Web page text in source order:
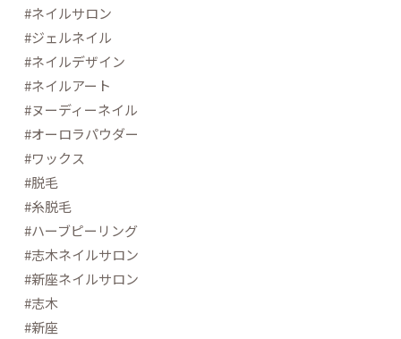
#ネイルサロン
#ジェルネイル
#ネイルデザイン
#ネイルアート
#ヌーディーネイル
#オーロラパウダー
#ワックス
#脱毛
#糸脱毛
#ハーブピーリング
#志木ネイルサロン
#新座ネイルサロン
#志木
#新座